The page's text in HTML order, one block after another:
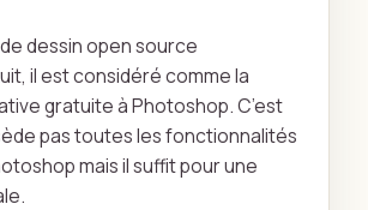
dessin open source
il est considéré comme la
gratuite à Photoshop. C’est
pas toutes les fonctionnalités
mais il suffit pour une